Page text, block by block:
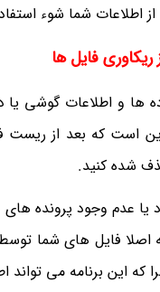
از اطلاعات شما شوء
فایل ها
ها و اطلاعات گوشی
است که بعد از ریست
شده کنید.
یا عدم وجود پرونده
فایل های شما توسط